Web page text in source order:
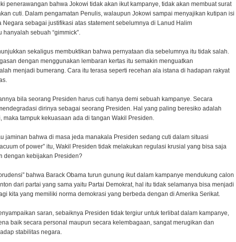
penerawangan bahwa Jokowi tidak akan ikut kampanye, tidak akan membuat surat
cuti. Dalam pengamatan Penulis, walaupun Jokowi sampai menyajikan kutipan isi
Negara sebagai justifikasi atas statement sebelumnya di Lanud Halim
hanyalah sebuah “gimmick”.
sekaligus membuktikan bahwa pernyataan dia sebelumnya itu tidak salah.
dengan menggunakan lembaran kertas itu semakin menguatkan
menjadi bumerang. Cara itu terasa seperti recehan ala istana di hadapan rakyat
bila seorang Presiden harus cuti hanya demi sebuah kampanye. Secara
dirinya sebagai seorang Presiden. Hal yang paling beresiko adalah
maka tampuk kekuasaan ada di tangan Wakil Presiden.
jaminan bahwa di masa jeda manakala Presiden sedang cuti dalam situasi
of power” itu, Wakil Presiden tidak melakukan regulasi krusial yang bisa saja
dengan kebijakan Presiden?
bahwa Barack Obama turun gunung ikut dalam kampanye mendukung calon
dari partai yang sama yaitu Partai Demokrat, hal itu tidak selamanya bisa menjadi
kita yang memiliki norma demokrasi yang berbeda dengan di Amerika Serikat.
saran, sebaiknya Presiden tidak tergiur untuk terlibat dalam kampanye,
baik secara personal maupun secara kelembagaan, sangat merugikan dan
stabilitas negara.